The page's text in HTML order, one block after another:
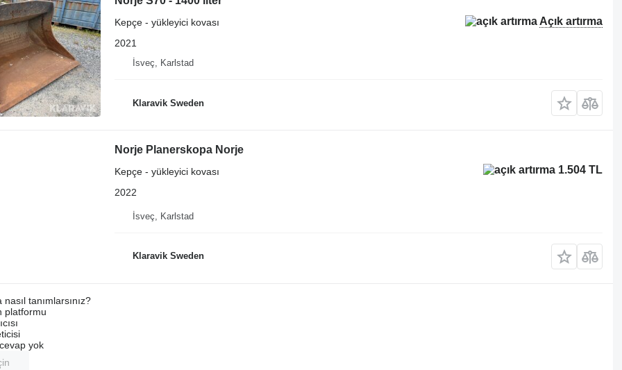
Açık artırma
Kepçe - yükleyici kovası
2021
İsveç, Karlstad
Klaravik Sweden
Norje Planerskopa Norje
1.504 TL
Kepçe - yükleyici kovası
2022
İsveç, Karlstad
Klaravik Sweden
nasıl tanımlarsınız?
platformu
yok